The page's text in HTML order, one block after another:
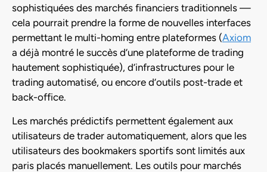
sophistiquées des marchés financiers traditionnels —
cela pourrait prendre la forme de nouvelles interfaces
permettant le multi-homing entre plateformes (Axiom
a déjà montré le succès d’une plateforme de trading
hautement sophistiquée), d’infrastructures pour le
trading automatisé, ou encore d’outils post-trade et
back-office.
Les marchés prédictifs permettent également aux
utilisateurs de trader automatiquement, alors que les
utilisateurs des bookmakers sportifs sont limités aux
paris placés manuellement. Les outils pour marchés